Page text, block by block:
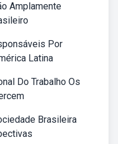
Amplamente
Por
Latina
Do Trabalho Os
Brasileira